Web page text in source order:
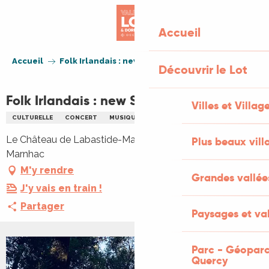
Accueil
Découvrir le Lot
Villes et
Plus beaux
Grandes
Paysages et
Parc -
Quercy
Accueil Folk Irlandais : new Sky & Co en concert
Folk Irlandais : new Sky & Co en concert
CULTURELLE CONCERT MUSIQUE
Le Château de Labastide-Marnhac, 46090 Labastide-
Marnhac
M'y rendre
J'y vais en train !
Partager